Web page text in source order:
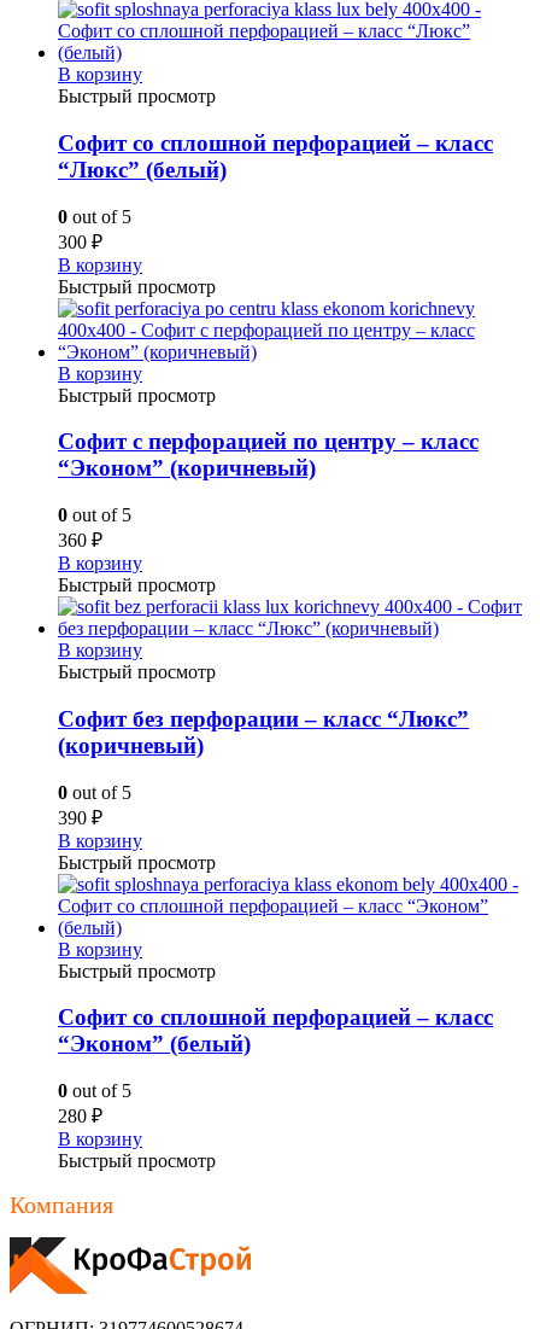
В корзину
Быстрый просмотр
Софит со сплошной перфорацией – класс
“Люкс” (белый)
0 out of 5
300 ₽
В корзину
Быстрый просмотр
В корзину
Быстрый просмотр
Софит с перфорацией по центру – класс
“Эконом” (коричневый)
0 out of 5
360 ₽
В корзину
Быстрый просмотр
В корзину
Быстрый просмотр
Софит без перфорации – класс “Люкс”
(коричневый)
0 out of 5
390 ₽
В корзину
Быстрый просмотр
В корзину
Быстрый просмотр
Софит со сплошной перфорацией – класс
“Эконом” (белый)
0 out of 5
280 ₽
В корзину
Быстрый просмотр
Компания